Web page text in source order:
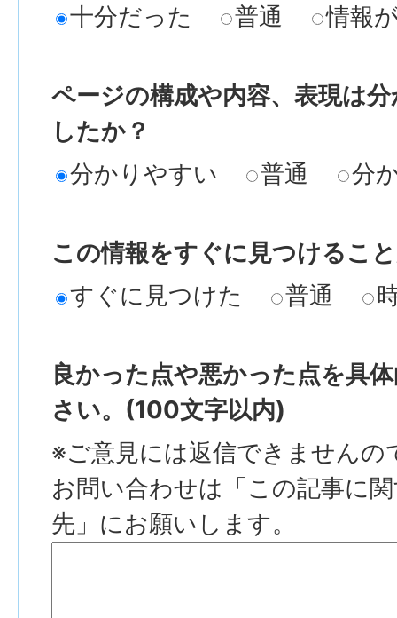
十分だった
普通 情報
ページの構成や内容、表現は
したか？
分かりやすい
普通 分
この情報をすぐに見つけるこ
すぐに見つけた
普通
良かった点や悪かった点を具
さい。(100文字以内)
※ご意見には返信できませんの
お問い合わせは「この記事に
先」にお願いします。